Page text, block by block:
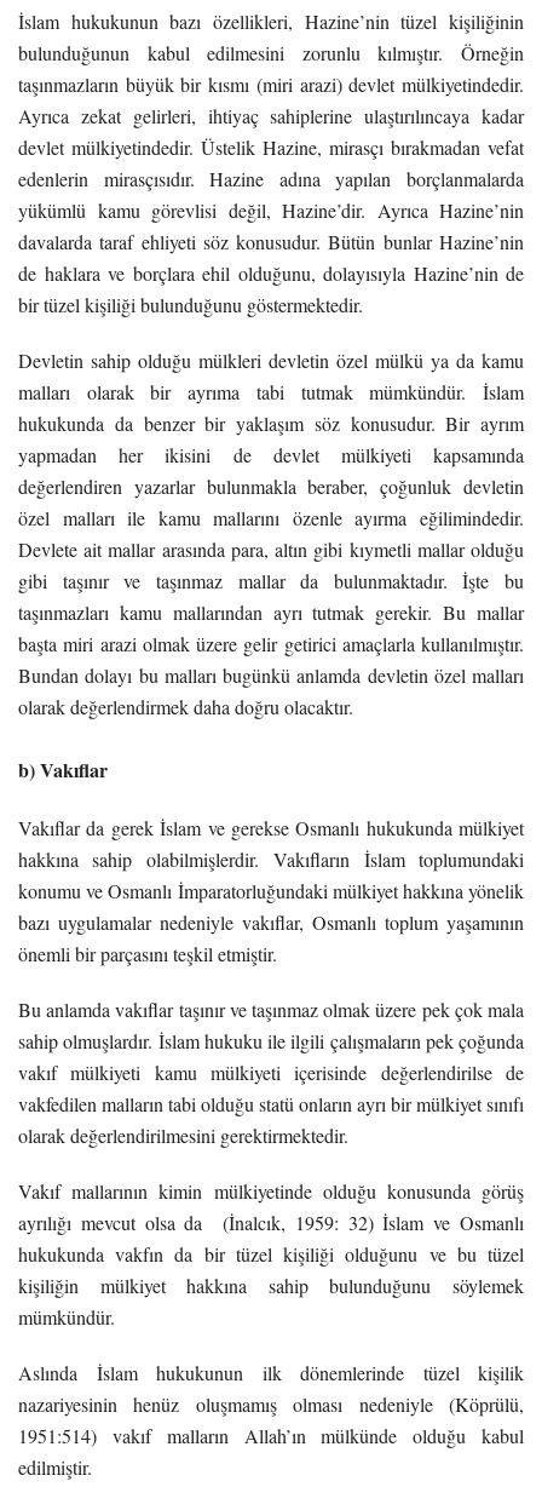
İslam hukukunun bazı özellikleri, Hazine’nin tüzel kişiliğinin
bulunduğunun kabul edilmesini zorunlu kılmıştır. Örneğin
taşınmazların büyük bir kısmı (miri arazi) devlet mülkiyetindedir.
Ayrıca zekat gelirleri, ihtiyaç sahiplerine ulaştırılıncaya kadar
devlet mülkiyetindedir. Üstelik Hazine, mirasçı bırakmadan vefat
edenlerin mirasçısıdır. Hazine adına yapılan borçlanmalarda
yükümlü kamu görevlisi değil, Hazine’dir. Ayrıca Hazine’nin
davalarda taraf ehliyeti söz konusudur. Bütün bunlar Hazine’nin
de haklara ve borçlara ehil olduğunu, dolayısıyla Hazine’nin de
bir tüzel kişiliği bulunduğunu göstermektedir.
Devletin sahip olduğu mülkleri devletin özel mülkü ya da kamu
malları olarak bir ayrıma tabi tutmak mümkündür. İslam
hukukunda da benzer bir yaklaşım söz konusudur. Bir ayrım
yapmadan her ikisini de devlet mülkiyeti kapsamında
değerlendiren yazarlar bulunmakla beraber, çoğunluk devletin
özel malları ile kamu mallarını özenle ayırma eğilimindedir.
Devlete ait mallar arasında para, altın gibi kıymetli mallar olduğu
gibi taşınır ve taşınmaz mallar da bulunmaktadır. İşte bu
taşınmazları kamu mallarından ayrı tutmak gerekir. Bu mallar
başta miri arazi olmak üzere gelir getirici amaçlarla kullanılmıştır.
Bundan dolayı bu malları bugünkü anlamda devletin özel malları
olarak değerlendirmek daha doğru olacaktır.
b) Vakıflar
Vakıflar da gerek İslam ve gerekse Osmanlı hukukunda mülkiyet
hakkına sahip olabilmişlerdir. Vakıfların İslam toplumundaki
konumu ve Osmanlı İmparatorluğundaki mülkiyet hakkına yönelik
bazı uygulamalar nedeniyle vakıflar, Osmanlı toplum yaşamının
önemli bir parçasını teşkil etmiştir.
Bu anlamda vakıflar taşınır ve taşınmaz olmak üzere pek çok mala
sahip olmuşlardır. İslam hukuku ile ilgili çalışmaların pek çoğunda
vakıf mülkiyeti kamu mülkiyeti içerisinde değerlendirilse de
vakfedilen malların tabi olduğu statü onların ayrı bir mülkiyet sınıfı
olarak değerlendirilmesini gerektirmektedir.
Vakıf mallarının kimin mülkiyetinde olduğu konusunda görüş
ayrılığı mevcut olsa da (İnalcık, 1959: 32) İslam ve Osmanlı
hukukunda vakfın da bir tüzel kişiliği olduğunu ve bu tüzel
kişiliğin mülkiyet hakkına sahip bulunduğunu söylemek
mümkündür.
Aslında İslam hukukunun ilk dönemlerinde tüzel kişilik
nazariyesinin henüz oluşmamış olması nedeniyle (Köprülü,
1951:514) vakıf malların Allah’ın mülkünde olduğu kabul
edilmiştir.